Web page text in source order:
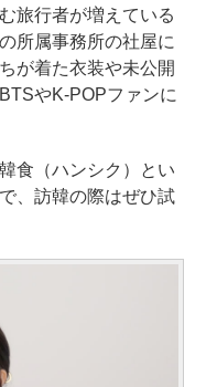
旅行者が増えている
所属事務所の社屋に
が着た衣装や未公開
やK-POPファンに
食（ハンシク）とい
、訪韓の際はぜひ試